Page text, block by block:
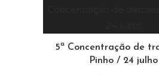
5ª Concentração de
Pinho / 24 julho